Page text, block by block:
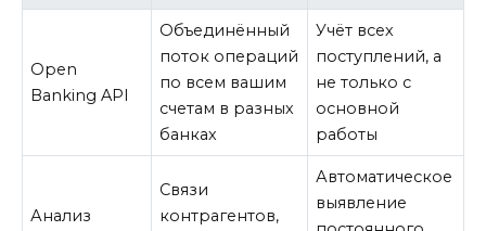
Open
Banking API
Объединённый
поток операций
по всем вашим
счетам в разных
банках
Учёт всех
поступлений, а
не только с
основной
работы
Анализ
Связи
контрагентов,
Автоматическое
выявление